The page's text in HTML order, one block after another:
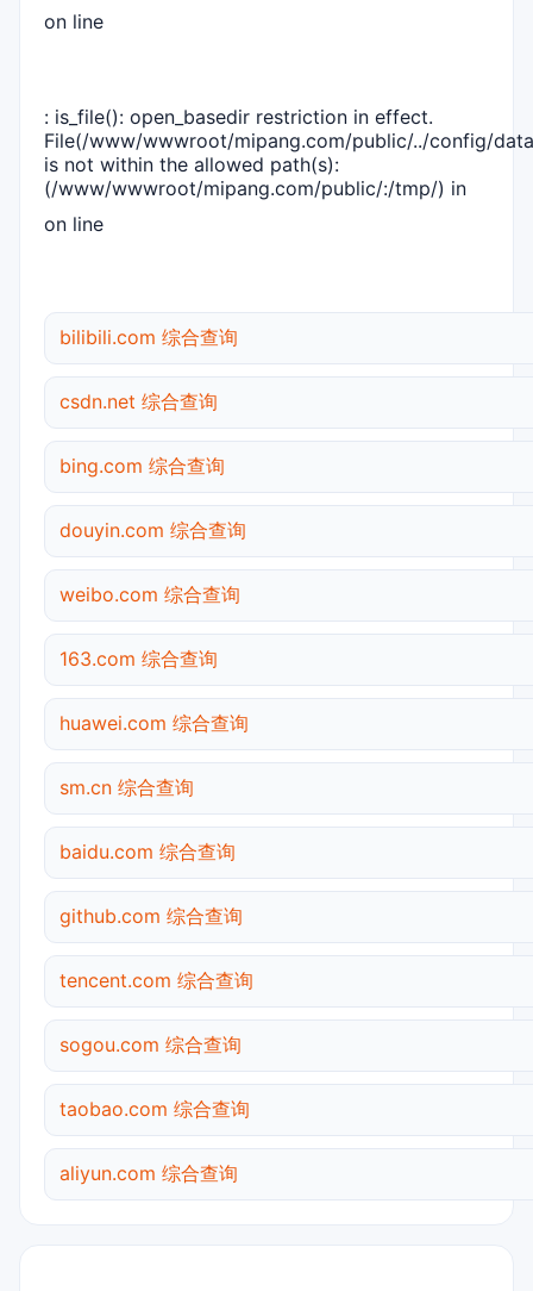
on line
: is_file(): open_basedir restriction in effect.
File(/www/wwwroot/mipang.com/public/../config/
is not within the allowed path(s):
(/www/wwwroot/mipang.com/public/:/tmp/) in
on line
bilibili.com 综合查询
csdn.net 综合查询
bing.com 综合查询
douyin.com 综合查询
weibo.com 综合查询
163.com 综合查询
huawei.com 综合查询
sm.cn 综合查询
baidu.com 综合查询
github.com 综合查询
tencent.com 综合查询
sogou.com 综合查询
taobao.com 综合查询
aliyun.com 综合查询